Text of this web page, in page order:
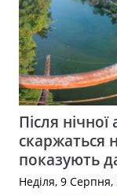
Після
скаржаться
показують
Неділя, 9 Серпня,